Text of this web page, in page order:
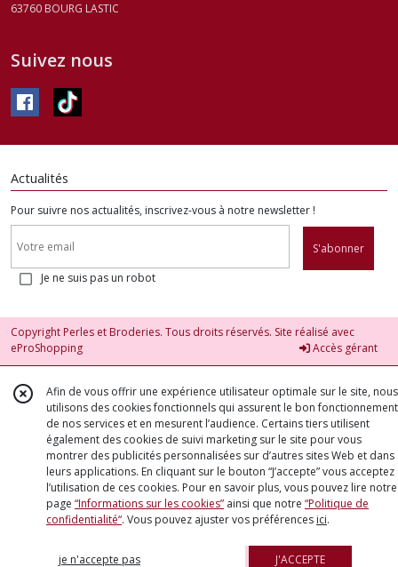
63760 BOURG LASTIC
Suivez nous
Actualités
Pour suivre nos actualités, inscrivez-vous à notre newsletter !
S'abonner
Je ne suis pas un robot
Copyright Perles et Broderies. Tous droits réservés. Site réalisé avec
eProShopping
Accès gérant
Afin de vous offrir une expérience utilisateur optimale sur le site, nous
utilisons des cookies fonctionnels qui assurent le bon fonctionnement
de nos services et en mesurent l’audience. Certains tiers utilisent
également des cookies de suivi marketing sur le site pour vous
montrer des publicités personnalisées sur d’autres sites Web et dans
leurs applications. En cliquant sur le bouton “J’accepte” vous acceptez
l’utilisation de ces cookies. Pour en savoir plus, vous pouvez lire notre
page “Informations sur les cookies” ainsi que notre “Politique de
confidentialité“. Vous pouvez ajuster vos préférences ici.
je n'accepte pas J'ACCEPTE